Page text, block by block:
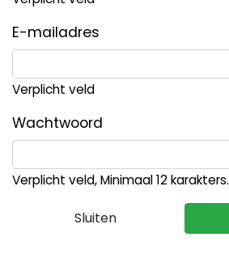
E-mailadres
Verplicht veld
Wachtwoord
Verplicht veld, Minimaal 12 karakters.
Sluiten